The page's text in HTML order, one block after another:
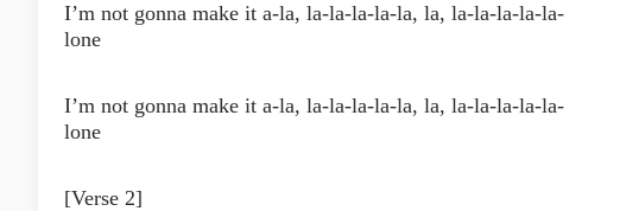
I’m not gonna make it a-la, la-la-la-la-la, la, la-la-la-la-la-
lone
I’m not gonna make it a-la, la-la-la-la-la, la, la-la-la-la-la-
lone
[Verse 2]